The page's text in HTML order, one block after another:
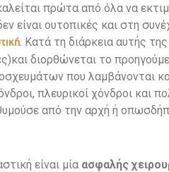
πρώτα από όλα να
είναι ουτοπικές και στη
. Κατά τη διάρκεια αυτής
διορθώνεται το
που λαμβάνονται
πλευρικοί χόνδροι και
από την αρχή ή
είναι μία ασφαλής